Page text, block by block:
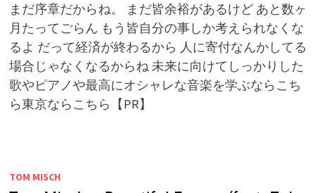
まだ序章だからね。 まだ皆余裕があるけど あと数ヶ
月たってごらん もう皆自分の事しか考えられなくな
るよ だって経済が終わるから 人に寄付なんかしてる
場合じゃなくなるからね 未来に向けてしっかりした
歌やピアノや最高にオシャレな音楽を学ぶならこち
ら東京ならこちら【PR】
TOM MISCH